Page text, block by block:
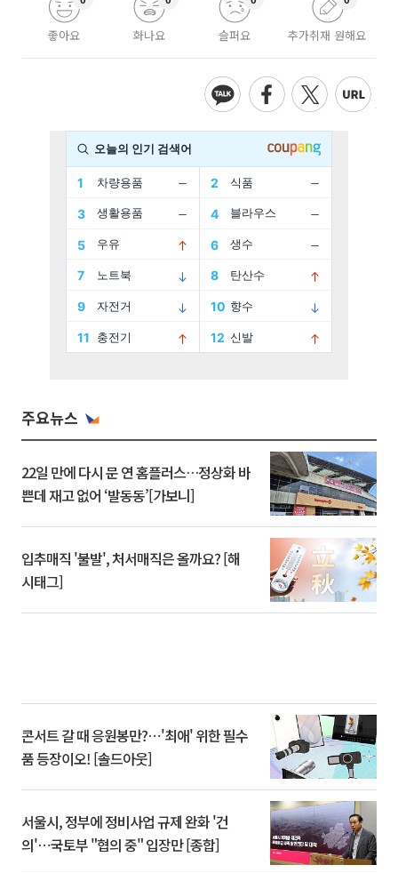
좋아요 화나요 슬퍼요 추가취재 원해요
주요뉴스
22일 만에 다시 문 연 홈플러스…정상화 바
쁜데 재고 없어 ‘발동동’[가보니]
입추매직 '불발', 처서매직은 올까요? [해
시태그]
콘서트 갈 때 응원봉만?⋯'최애' 위한 필수
품 등장이오! [솔드아웃]
서울시, 정부에 정비사업 규제 완화 '건
의'⋯국토부 "협의 중" 입장만 [종합]